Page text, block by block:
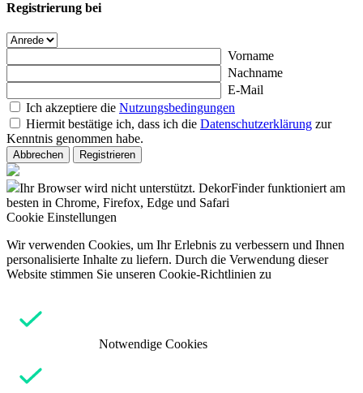
Registrierung bei
Vorname
Nachname
E-Mail
Ich akzeptiere die Nutzungsbedingungen
Hiermit bestätige ich, dass ich die Datenschutzerklärung zur
Kenntnis genommen habe.
Abbrechen Registrieren
Ihr Browser wird nicht unterstützt. DekorFinder funktioniert am
besten in Chrome, Firefox, Edge und Safari
Cookie Einstellungen
Wir verwenden Cookies, um Ihr Erlebnis zu verbessern und Ihnen
personalisierte Inhalte zu liefern. Durch die Verwendung dieser
Website stimmen Sie unseren Cookie-Richtlinien zu
Notwendige Cookies